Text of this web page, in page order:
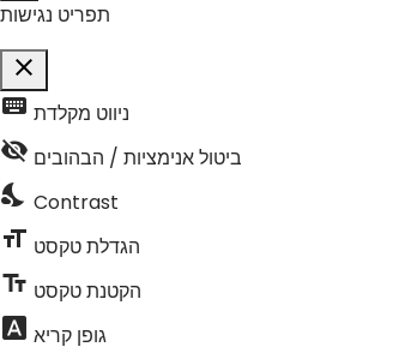
תפריט נגישות
close
פתיחה וסגירה של תפריט הנגישותkeyboard ניווט מקלדת
visibility_off ביטול אנימציות / הבהובים
nights_stay Contrast
format_size הגדלת טקסט
text_fields הקטנת טקסט
font_download גופן קריא